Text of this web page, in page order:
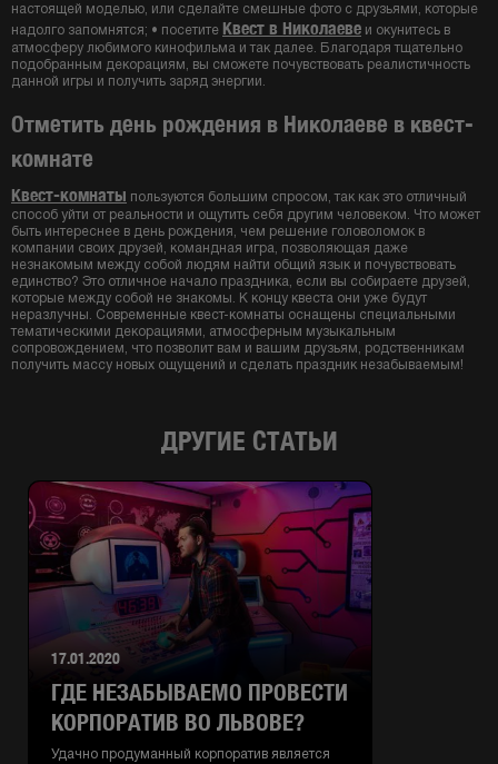
настоящей моделью, или сделайте смешные фото с друзьями, которые
надолго запомнятся; • посетите Квест в Николаеве и окунитесь в
атмосферу любимого кинофильма и так далее. Благодаря тщательно
подобранным декорациям, вы сможете почувствовать реалистичность
данной игры и получить заряд энергии.
Отметить день рождения в Николаеве в квест-
комнате
Квест-комнаты пользуются большим спросом, так как это отличный
способ уйти от реальности и ощутить себя другим человеком. Что может
быть интереснее в день рождения, чем решение головоломок в
компании своих друзей, командная игра, позволяющая даже
незнакомым между собой людям найти общий язык и почувствовать
единство? Это отличное начало праздника, если вы собираете друзей,
которые между собой не знакомы. К концу квеста они уже будут
неразлучны. Современные квест-комнаты оснащены специальными
тематическими декорациями, атмосферным музыкальным
сопровождением, что позволит вам и вашим друзьям, родственникам
получить массу новых ощущений и сделать праздник незабываемым!
ДРУГИЕ СТАТЬИ
ГДЕ НЕЗАБЫВАЕМО ПРОВЕСТИ
КОРПОРАТИВ ВО ЛЬВОВЕ?
Удачно продуманный корпоратив является
17.01.2020